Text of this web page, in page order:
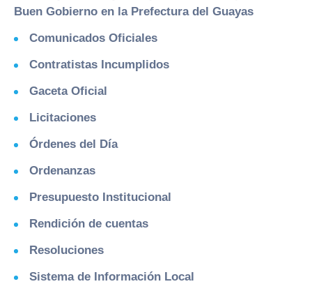
Buen Gobierno en la Prefectura del Guayas
Comunicados Oficiales
Contratistas Incumplidos
Gaceta Oficial
Licitaciones
Órdenes del Día
Ordenanzas
Presupuesto Institucional
Rendición de cuentas
Resoluciones
Sistema de Información Local